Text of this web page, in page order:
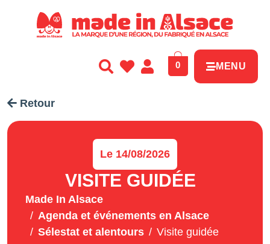
0 MENU
Retour
Le 14/08/2026
VISITE GUIDÉE
Made In Alsace
Agenda et événements en Alsace
Sélestat et alentours
Visite guidée